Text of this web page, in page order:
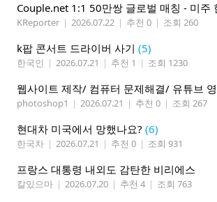
KReporter | 2026.07.22 | 추천 0 | 조회 260
k팝 콘서트 드라이버 사기 (5)
한국인 | 2026.07.21 | 추천 1 | 조회 1230
photoshop1 | 2026.07.21 | 추천 0 | 조회 267
현대차 미국에서 망했나요? (6)
한국차 | 2026.07.21 | 추천 0 | 조회 931
프랑스 대통령 내외도 감탄한 비리에스
칼있으마 | 2026.07.20 | 추천 4 | 조회 763